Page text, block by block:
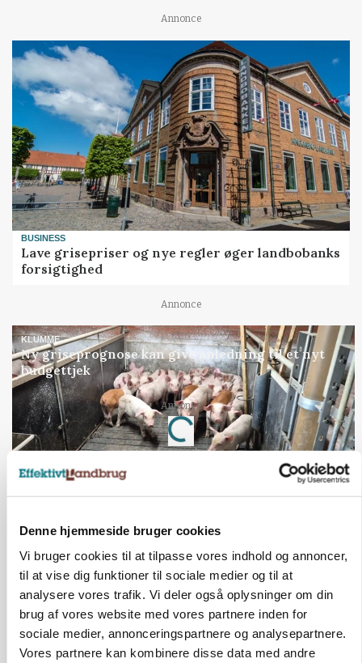
Denne hjemmeside bruger cookies
Vi bruger cookies til at tilpasse vores indhold og annoncer,
til at vise dig funktioner til sociale medier og til at
analysere vores trafik. Vi deler også oplysninger om din
brug af vores website med vores partnere inden for
sociale medier, annonceringspartnere og analysepartnere.
Vores partnere kan kombinere disse data med andre
Annonce
BUSINESS
Lave grisepriser og nye regler øger landbobanks
forsigtighed
Annonce
KLUMME
Ny griseprognose kan give anledning til et nyt
budgettjek
Annonce
Loading...
BUSINESS